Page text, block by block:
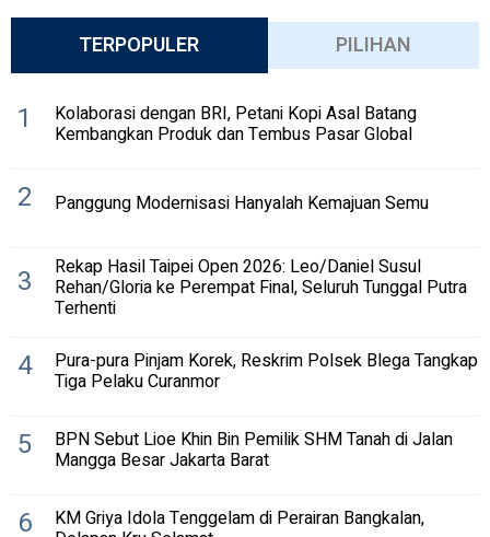
TERPOPULER PILIHAN
1 Kolaborasi dengan BRI, Petani Kopi Asal Batang
Kembangkan Produk dan Tembus Pasar Global
2 Panggung Modernisasi Hanyalah Kemajuan Semu
3 Rekap Hasil Taipei Open 2026: Leo/Daniel Susul
Rehan/Gloria ke Perempat Final, Seluruh Tunggal Putra
Terhenti
4 Pura-pura Pinjam Korek, Reskrim Polsek Blega Tangkap
Tiga Pelaku Curanmor
5 BPN Sebut Lioe Khin Bin Pemilik SHM Tanah di Jalan
Mangga Besar Jakarta Barat
6 KM Griya Idola Tenggelam di Perairan Bangkalan,